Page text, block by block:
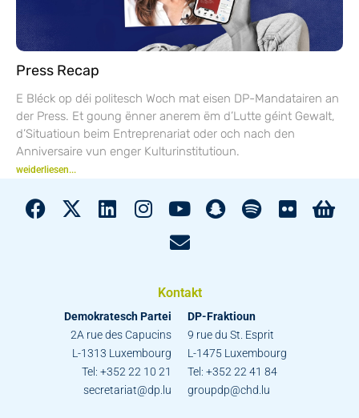
Press Recap
E Bléck op déi politesch Woch mat eisen DP-Mandatairen an
der Press. Et goung ënner anerem ëm d’Lutte géint Gewalt,
d’Situatioun beim Entreprenariat oder och nach den
Anniversaire vun enger Kulturinstitutioun.
weiderliesen...
Kontakt
Demokratesch Partei
2A rue des Capucins
L-1313 Luxembourg
Tel: +352 22 10 21
secretariat@dp.lu
DP-Fraktioun
9 rue du St. Esprit
L-1475 Luxembourg
Tel: +352 22 41 84
groupdp@chd.lu